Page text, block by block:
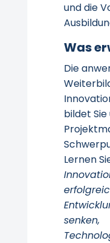
und die
Was
Die
bildet
Lernen
senken,